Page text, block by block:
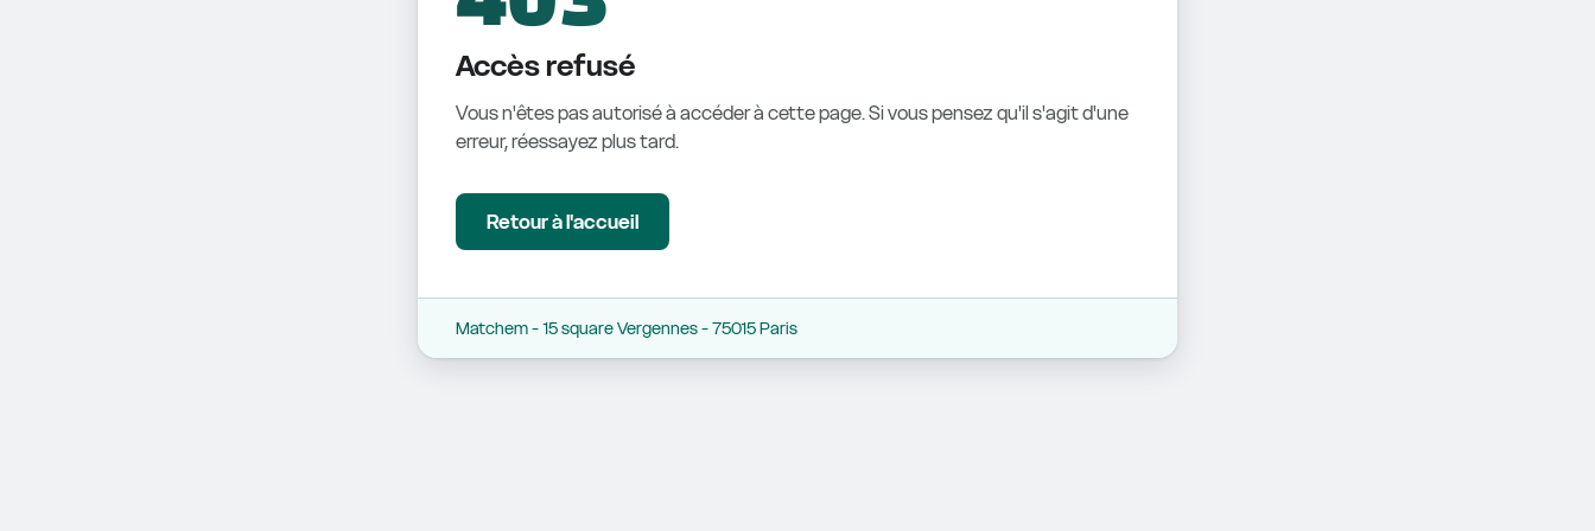
Accès refusé
Vous n'êtes pas autorisé à accéder à cette page. Si vous pensez qu'il s'agit d'une
erreur, réessayez plus tard.
Retour à l'accueil
Matchem - 15 square Vergennes - 75015 Paris